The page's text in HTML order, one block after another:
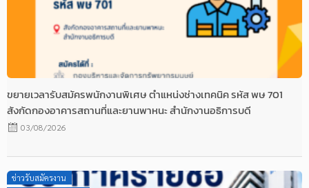
ขยายเวลารับสมัครพนักงานพิเศษ ตำแหน่งช่างเทคนิค รหัส พษ 701
สังกัดกองอาคารสถานที่และยานพาหนะ สำนักงานอธิการบดี
03/08/2026
ข่าวรับสมัครงาน
Posted